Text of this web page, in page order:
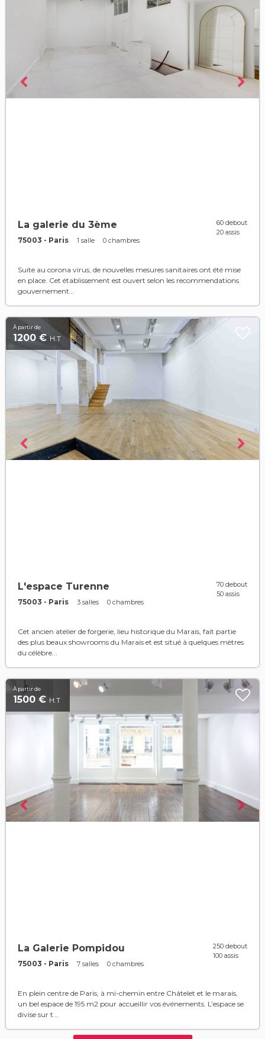
La galerie du 3ème
75003 - Paris 1 salle 0 chambres
60 debout
20 assis
Suite au corona virus, de nouvelles mesures sanitaires ont été mise
en place. Cet établissement est ouvert selon les recommendations
gouvernement...
À partir de
1200 € H.T
L'espace Turenne
75003 - Paris 3 salles 0 chambres
70 debout
50 assis
Cet ancien atelier de forgerie, lieu historique du Marais, fait partie
des plus beaux showrooms du Marais et est situé à quelques mètres
du célèbre...
À partir de
1500 € H.T
La Galerie Pompidou
75003 - Paris 7 salles 0 chambres
250 debout
100 assis
En plein centre de Paris, à mi-chemin entre Châtelet et le marais,
un bel espace de 195 m2 pour accueillir vos événements. L’espace se
divise sur t...